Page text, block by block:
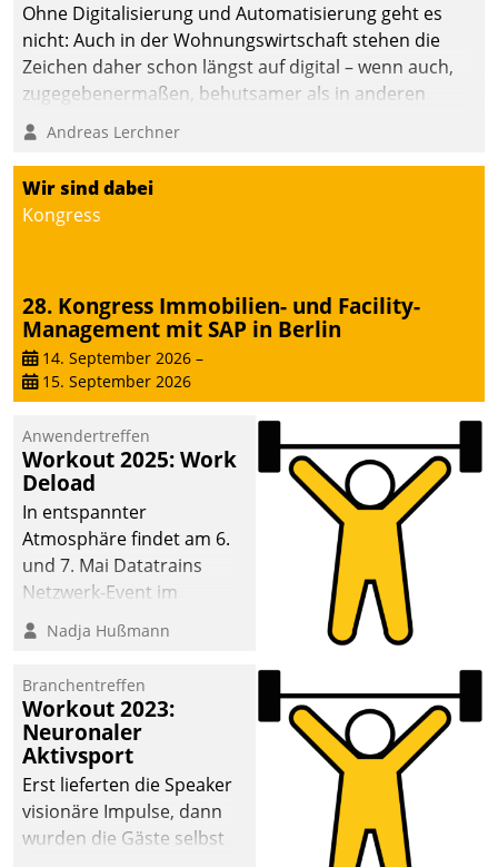
Ohne Digitalisierung und Automatisierung geht es
nicht: Auch in der Wohnungswirtschaft stehen die
Zeichen daher schon längst auf digital – wenn auch,
zugegebenermaßen, behutsamer als in anderen
Branchen.
Andreas Lerchner
Wir sind dabei
Kongress
28. Kongress Immobilien- und Facility-
Management mit SAP in Berlin
14. September 2026 –
15. September 2026
Anwendertreffen
Workout 2025: Work
Deload
In entspannter
Atmosphäre findet am 6.
und 7. Mai Datatrains
Netzwerk-Event im
Kunden- und Partnerkreis
statt. Zentrale Frage: Wie
Mammutprojekte
meistern und Workloads
wuppen – bei zunehmend
anspruchsvollen
Aufgaben und
abnehmendem
Nadja Hußmann
Branchentreffen
Workout 2023:
Neuronaler
Aktivsport
Erst lieferten die Speaker
visionäre Impulse, dann
wurden die Gäste selbst